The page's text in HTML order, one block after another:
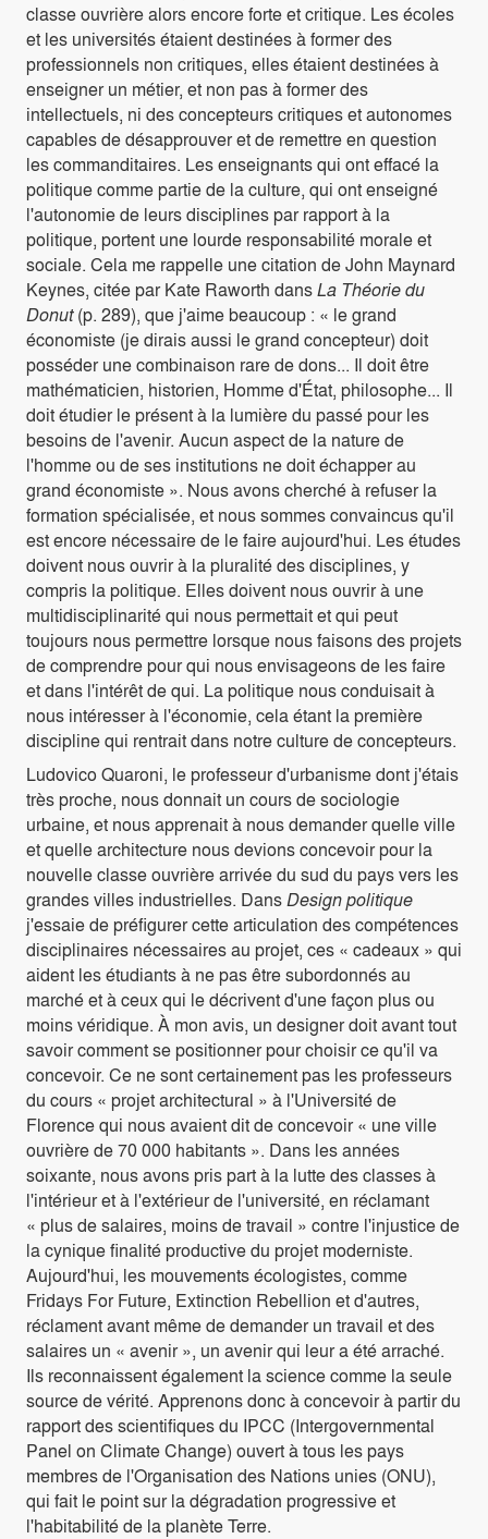
classe ouvrière alors encore forte et critique. Les écoles
et les universités étaient destinées à former des
professionnels non critiques, elles étaient destinées à
enseigner un métier, et non pas à former des
intellectuels, ni des concepteurs critiques et autonomes
capables de désapprouver et de remettre en question
les commanditaires. Les enseignants qui ont effacé la
politique comme partie de la culture, qui ont enseigné
l'autonomie de leurs disciplines par rapport à la
politique, portent une lourde responsabilité morale et
sociale. Cela me rappelle une citation de John Maynard
Keynes, citée par Kate Raworth dansLa Théorie du
Donut(p. 289), que j'aime beaucoup : « le grand
économiste (je dirais aussi le grand concepteur) doit
posséder une combinaison rare de dons... Il doit être
mathématicien, historien, Homme d'État, philosophe... Il
doit étudier le présent à la lumière du passé pour les
besoins de l'avenir. Aucun aspect de la nature de
l'homme ou de ses institutions ne doit échapper au
grand économiste ». Nous avons cherché à refuser la
formation spécialisée, et nous sommes convaincus qu'il
est encore nécessaire de le faire aujourd'hui. Les études
doivent nous ouvrir à la pluralité des disciplines, y
compris la politique. Elles doivent nous ouvrir à une
multidisciplinarité qui nous permettait et qui peut
toujours nous permettre lorsque nous faisons des projets
de comprendre pour qui nous envisageons de les faire
et dans l'intérêt de qui. La politique nous conduisait à
nous intéresser à l'économie, cela étant la première
discipline qui rentrait dans notre culture de concepteurs.
Ludovico Quaroni, le professeur d'urbanisme dont j'étais
très proche, nous donnait un cours de sociologie
urbaine, et nous apprenait à nous demander quelle ville
et quelle architecture nous devions concevoir pour la
nouvelle classe ouvrière arrivée du sud du pays vers les
grandes villes industrielles. DansDesign politique
j'essaie de préfigurer cette articulation des compétences
disciplinaires nécessaires au projet, ces « cadeaux » qui
aident les étudiants à ne pas être subordonnés au
marché et à ceux qui le décrivent d'une façon plus ou
moins véridique. À mon avis, un designer doit avant tout
savoir comment se positionner pour choisir ce qu'il va
concevoir. Ce ne sont certainement pas les professeurs
du cours « projet architectural » à l'Université de
Florence qui nous avaient dit de concevoir « une ville
ouvrière de 70 000 habitants ». Dans les années
soixante, nous avons pris part à la lutte des classes à
l'intérieur et à l'extérieur de l'université, en réclamant
« plus de salaires, moins de travail » contre l'injustice de
la cynique finalité productive du projet moderniste.
Aujourd'hui, les mouvements écologistes, comme
Fridays For Future, Extinction Rebellion et d'autres,
réclament avant même de demander un travail et des
salaires un « avenir », un avenir qui leur a été arraché.
Ils reconnaissent également la science comme la seule
source de vérité. Apprenons donc à concevoir à partir du
rapport des scientifiques du IPCC (Intergovernmental
Panel on Climate Change) ouvert à tous les pays
membres de l'Organisation des Nations unies (ONU),
qui fait le point sur la dégradation progressive et
l'habitabilité de la planète Terre.